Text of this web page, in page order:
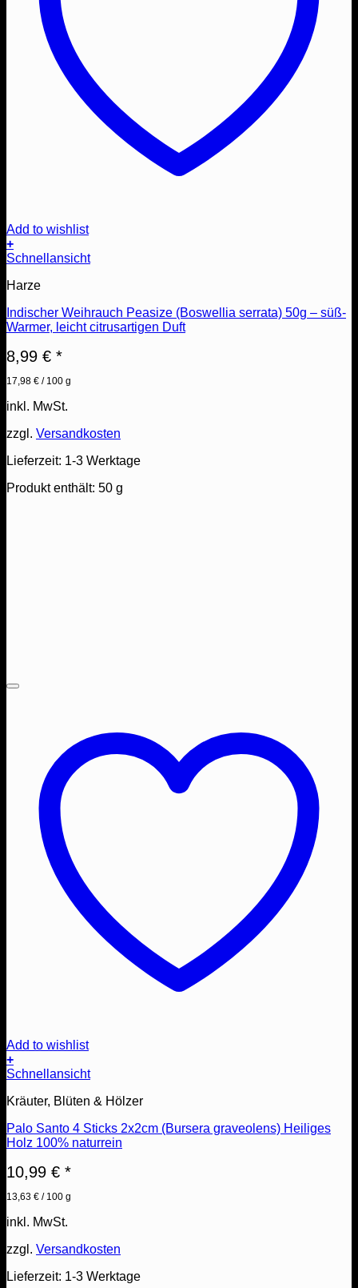
Add to wishlist
+
Schnellansicht
Harze
Indischer Weihrauch Peasize (Boswellia serrata) 50g – süß-
Warmer, leicht citrusartigen Duft
8,99 € *
17,98 € / 100 g
inkl. MwSt.
zzgl. Versandkosten
Lieferzeit: 1-3 Werktage
Produkt enthält: 50 g
Add to wishlist
+
Schnellansicht
Kräuter, Blüten & Hölzer
Palo Santo 4 Sticks 2x2cm (Bursera graveolens) Heiliges
Holz 100% naturrein
10,99 € *
13,63 € / 100 g
inkl. MwSt.
zzgl. Versandkosten
Lieferzeit: 1-3 Werktage